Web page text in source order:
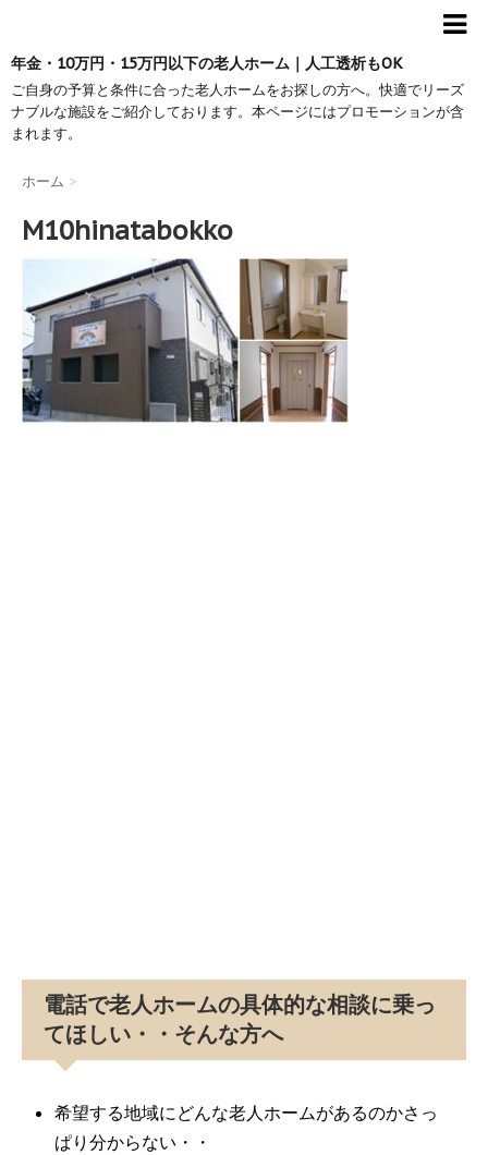
年金・10万円・15万円以下の老人ホーム｜人工透析もOK
ご自身の予算と条件に合った老人ホームをお探しの方へ。快適でリーズ
ナブルな施設をご紹介しております。本ページにはプロモーションが含
まれます。
ホーム >
M10hinatabokko
電話で老人ホームの具体的な相談に乗っ
てほしい・・そんな方へ
希望する地域にどんな老人ホームがあるのかさっ
ぱり分からない・・